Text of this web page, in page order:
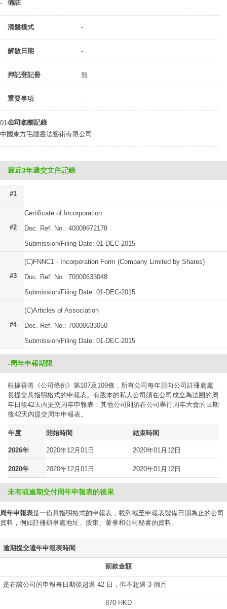
備註
-
清盤模式 -
解散日期 -
押記登記冊 無
重要事項 -
公司名稱記錄
01-12-2015
中國東方毛體書法藝術有限公司
最近3年遞交文件記錄
#1
#2
Certificate of Incorporation
Doc. Ref. No.: 40009972178
Submission/Filing Date: 01-DEC-2015
#3
(C)FNNC1 - Incorporation Form (Company Limited by Shares)
Doc. Ref. No.: 70000633048
Submission/Filing Date: 01-DEC-2015
#4
(C)Articles of Association
Doc. Ref. No.: 70000633050
Submission/Filing Date: 01-DEC-2015
-周年申報期限
根據香港《公司條例》第107及109條，所有公司每年須向公司註冊處處
長提交具指明格式的申報表。有股本的私人公司須在公司成立為法團的周
年日後42天內提交周年申報表；其他公司則須在公司舉行周年大會的日期
後42天內提交周年申報表。
年度 開始時間 結束時間
2026年 2020年12月01日 2020年01月12日
2020年 2020年12月01日 2020年01月12日
未有或逾期交付周年申報表的後果
周年申報表是一份具指明格式的申報表，載列截至申報表製備日期為止的公司
資料，例如註冊辦事處地址、股東、董事和公司秘書的資料。
逾期提交週年申報表時間
罰款金額
是在該公司的申報表日期後超過 42 日，但不超過 3 個月
870 HKD